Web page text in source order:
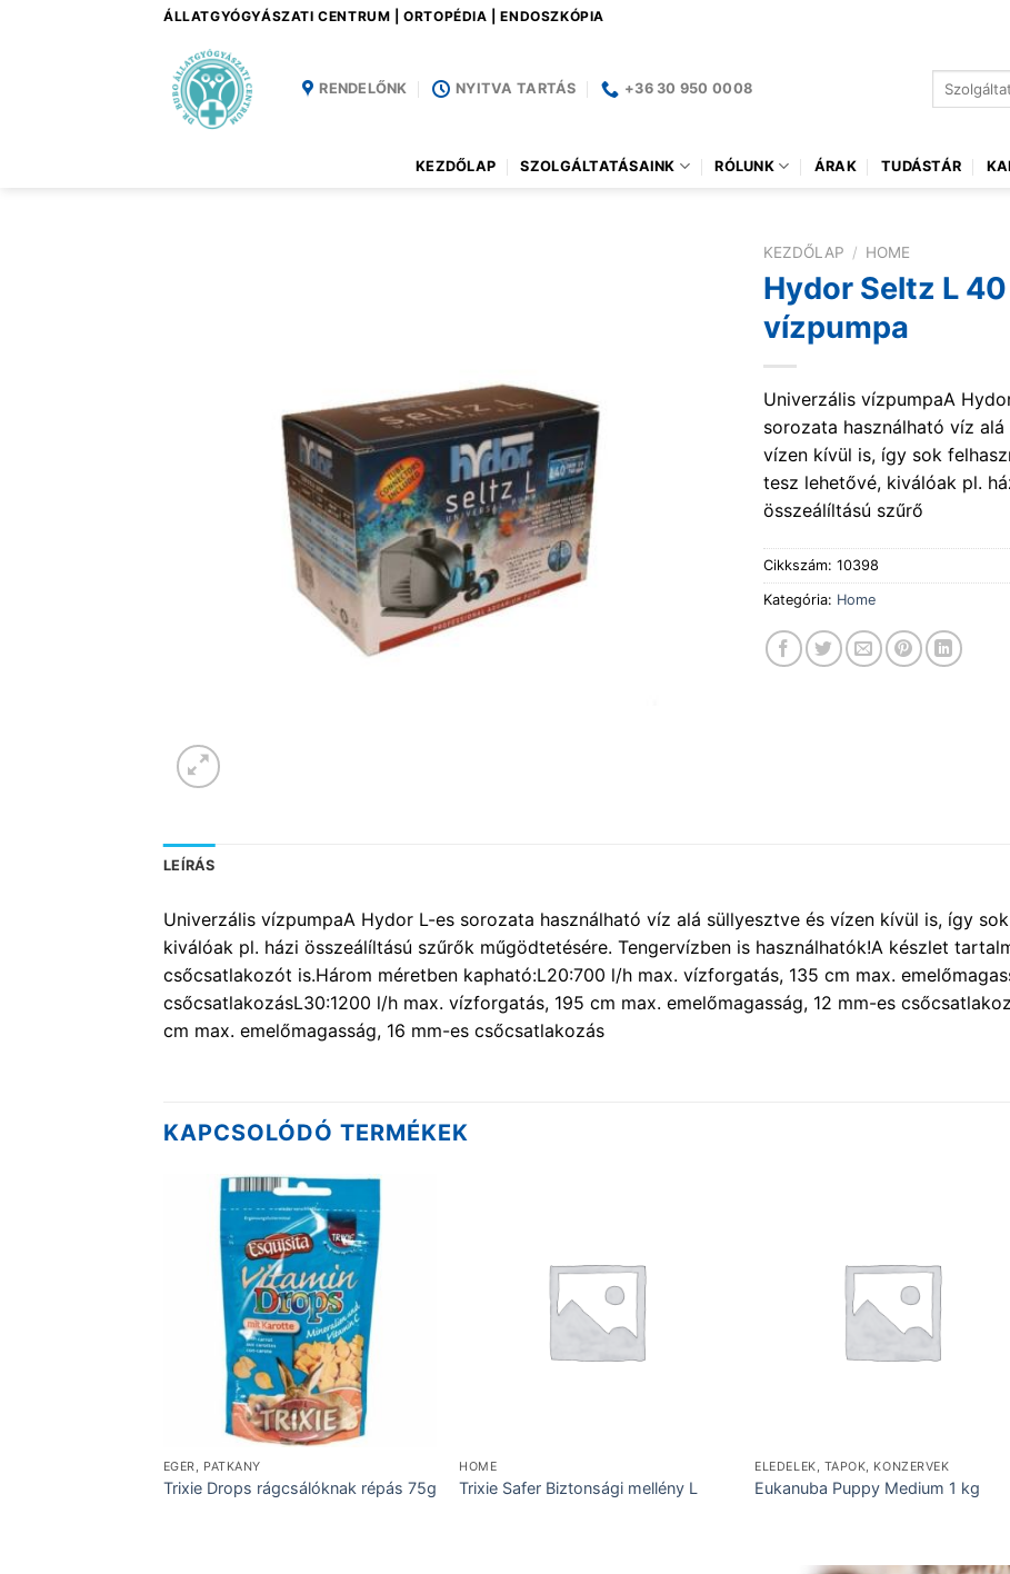
ÁLLATGYÓGYÁSZATI CENTRUM | ORTOPÉDIA | ENDOSZKÓPIA
RENDELŐNK NYITVA TARTÁS +36 30 950 0008
Keresés
KEZDŐLAP SZOLGÁLTATÁSAINK RÓLUNK ÁRAK TUDÁSTÁR
KEZDŐLAP / HOME
Hydor Seltz L 40
vízpumpa
Univerzális vízpumpaA
sorozata használható víz
vízen kívül is, így sok
tesz lehetővé, kiválóak pl.
összeálíltású szűrő
Cikkszám: 10398
Kategória: Home
LEÍRÁS
Univerzális vízpumpaA Hydor L-es sorozata használható víz alá süllyesztve és vízen kívül is, így
kiválóak pl. házi összeálíltású szűrők műgödtetésére. Tengervízben is használhatók!A készlet
csőcsatlakozót is.Három méretben kapható:L20:700 l/h max. vízforgatás, 135 cm max.
csőcsatlakozásL30:1200 l/h max. vízforgatás, 195 cm max. emelőmagasság, 12 mm-es
cm max. emelőmagasság, 16 mm-es csőcsatlakozás
KAPCSOLÓDÓ TERMÉKEK
EGÉR, PATKÁNY
Trixie Drops rágcsálóknak répás 75g
HOME
Trixie Safer Biztonsági mellény L
ELEDELEK, TÁPOK, KONZERVEK
Eukanuba Puppy Medium 1 kg